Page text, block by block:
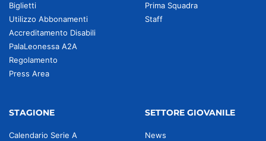
Biglietti
Utilizzo Abbonamenti
Accreditamento Disabili
PalaLeonessa A2A
Regolamento
Press Area
Prima Squadra
Staff
STAGIONE
Calendario Serie A
SETTORE GIOVANILE
News